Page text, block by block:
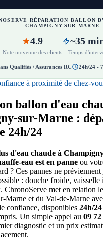
RÉPARATION BALLON
CHAMPIGNY-SUR-MARNE
4.9
Note moyenne des clients
~35
Temps
Qualifiés / Assurances RC 24h/24 -
à proximité de chez-
ballon d'eau
sur-Marne :
24h/24
d'eau chaude à
eau est en panne ou
? Ces pannes ne
: douche froide, vaisselle
ChronoServe met en relation
Marne et du Val-de-Marne
confiance, disponibles 24h/
Un simple appel au 09
diagnostic et un prix